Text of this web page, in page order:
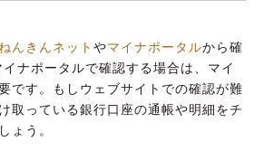
んきんネット やマイナポータルから確
イナポータルで確認する場合は、マイ
です。もしウェブサイトでの確認が難
取っている銀行口座の通帳や明細をチ
ょう。